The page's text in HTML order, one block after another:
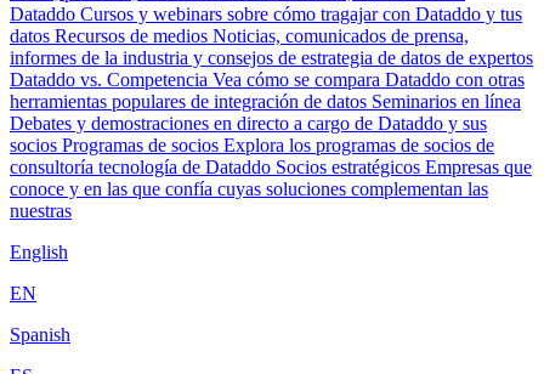
Dataddo Cursos y webinars sobre cómo tragajar con Dataddo y tus
datos Recursos de medios Noticias, comunicados de prensa,
informes de la industria y consejos de estrategia de datos de expertos
Dataddo vs. Competencia Vea cómo se compara Dataddo con otras
herramientas populares de integración de datos Seminarios en línea
Debates y demostraciones en directo a cargo de Dataddo y sus
socios Programas de socios Explora los programas de socios de
consultoría tecnología de Dataddo Socios estratégicos Empresas que
conoce y en las que confía cuyas soluciones complementan las
nuestras
English
EN
Spanish